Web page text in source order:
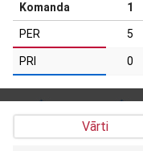
Komanda 1
PER 5
PRI 0
Vārti